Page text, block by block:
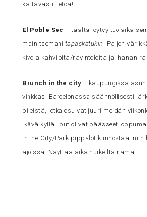
kattavasti tietoa!
El Poble Sec – täältä löytyy tuo
mainitsemani tapaskatukin ! Paljon
kivoja kahviloita/ravintoloita ja ihanan
Brunch in the city – kaupungissa
vinkkasi Barcelonassa säännöllisesti
bileistä, jotka osuivat juuri meidän
Ikävä kyllä liput olivat päässeet
in the City/Park pippalot kiinnostaa, niin
ajoissa. Näyttää aika huikeilta nämä!